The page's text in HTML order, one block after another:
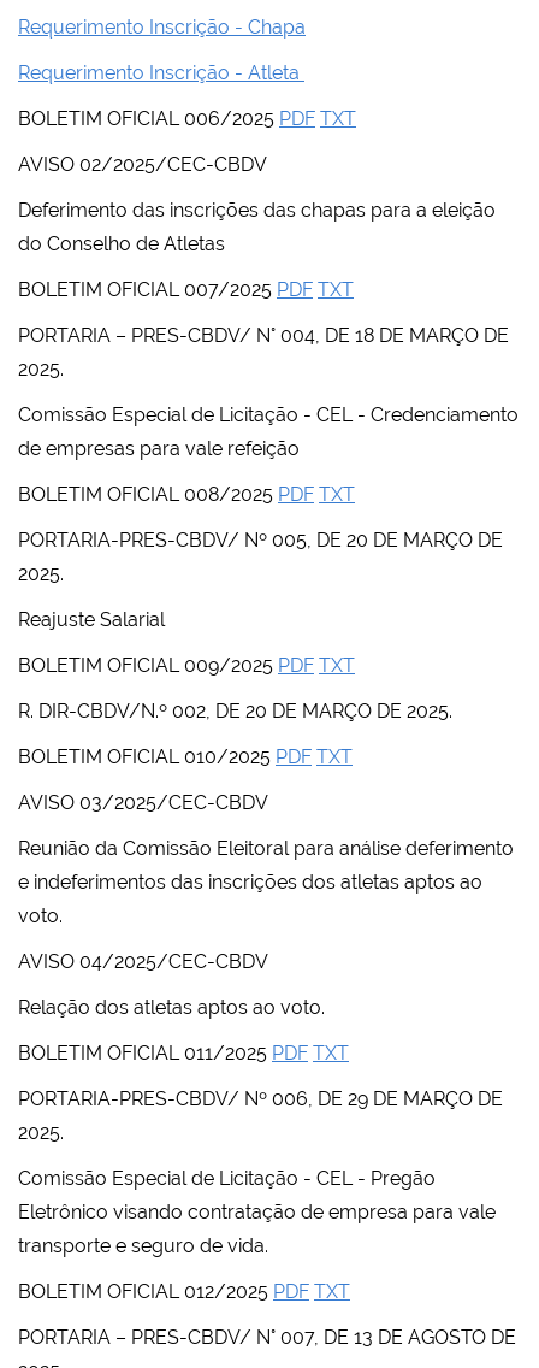
Requerimento Inscrição - Chapa
Requerimento Inscrição - Atleta
BOLETIM OFICIAL 006/2025 PDF TXT
AVISO 02/2025/CEC-CBDV
Deferimento das inscrições das chapas para a eleição
do Conselho de Atletas
BOLETIM OFICIAL 007/2025 PDF TXT
PORTARIA – PRES-CBDV/ N° 004, DE 18 DE MARÇO DE
2025.
Comissão Especial de Licitação - CEL - Credenciamento
de empresas para vale refeição
BOLETIM OFICIAL 008/2025 PDF TXT
PORTARIA-PRES-CBDV/ Nº 005, DE 20 DE MARÇO DE
2025.
Reajuste Salarial
BOLETIM OFICIAL 009/2025 PDF TXT
R. DIR-CBDV/N.º 002, DE 20 DE MARÇO DE 2025.
BOLETIM OFICIAL 010/2025 PDF TXT
AVISO 03/2025/CEC-CBDV
Reunião da Comissão Eleitoral para análise deferimento
e indeferimentos das inscrições dos atletas aptos ao
voto.
AVISO 04/2025/CEC-CBDV
Relação dos atletas aptos ao voto.
BOLETIM OFICIAL 011/2025 PDF TXT
PORTARIA-PRES-CBDV/ Nº 006, DE 29 DE MARÇO DE
2025.
Comissão Especial de Licitação - CEL - Pregão
Eletrônico visando contratação de empresa para vale
transporte e seguro de vida.
BOLETIM OFICIAL 012/2025 PDF TXT
PORTARIA – PRES-CBDV/ N° 007, DE 13 DE AGOSTO DE